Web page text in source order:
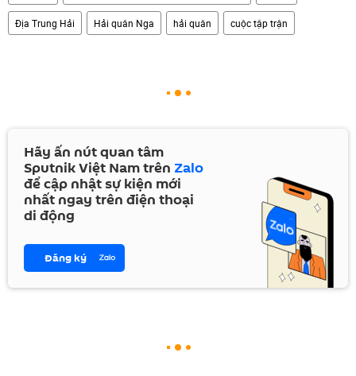
Địa Trung Hải Hải quân Nga hải quân cuộc tập trận
Hãy ấn nút quan tâm
Sputnik Việt Nam trên Zalo
để cập nhật sự kiện mới
nhất ngay trên điện thoại
di động
Đăng ký